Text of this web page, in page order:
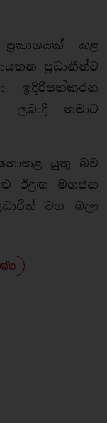
කළ
ප්‍රධානීන්ට
ඉදිරිපත්කරන
ලබාදී තමාට
නොකළ යුතු බව
ඊළඟ මහජන
වග බලා